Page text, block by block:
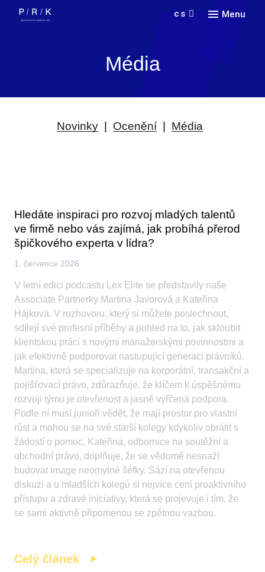
Menu
cs
Média
Novinky| Ocenění| Média
Hledáte inspiraci pro rozvoj mladých talentů
ve firmě nebo vás zajímá, jak probíhá přerod
špičkového experta v lídra?
1. července 2026
V letní edici podcastu Lex Elite se představily naše
Associate Partnerky Martina Javorová a Kateřina
Hájková. V rozhovoru, který si můžete poslechnout,
sdílejí své profesní příběhy a pohled na to, jak skloubit
klientskou práci s novými manažerskými povinnostmi a
jak efektivně podporovat nastupující generaci právníků.
Martina, která se specializuje na korporátní, transakční a
pojišťovací právo, zdůrazňuje, že klíčem k úspěšnému
rozvoji týmu je otevřenost a jasně vyřčená podpora.
Podle ní musí junioři vědět, že mají prostor pro vlastní
růst a mohou se na své starší kolegy kdykoliv obrátit s
žádostí o pomoc. Kateřina, odbornice na soutěžní a
obchodní právo, doplňuje, že se vědomě nesnaží
budovat image neomylné šéfky. Sází na otevřenou
diskuzi a u mladších kolegů si nejvíce cení proaktivního
přístupu a zdravé iniciativy, která se projevuje i tím, že
se sami aktivně připomenou se zpětnou vazbou.
Celý článek